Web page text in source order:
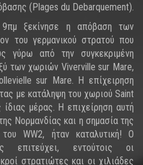
(Plages du Debarquement).
ξεκίνησε η απόβαση των
του γερμανικού στρατού που
γύρω από την συγκεκριμένη
των χωριών Viverville sur Mare,
sur Mare. Η επίχειρηση
με κατάληψη του χωριού Saint
μέρας. Η επιχείρηση αυτή
Νορμανδίας και η σημασία της
WW2, ήταν καταλυτική! Ο
επιτεύχει, εντούτοις οι
στρατιώτες και οι χιλιάδες